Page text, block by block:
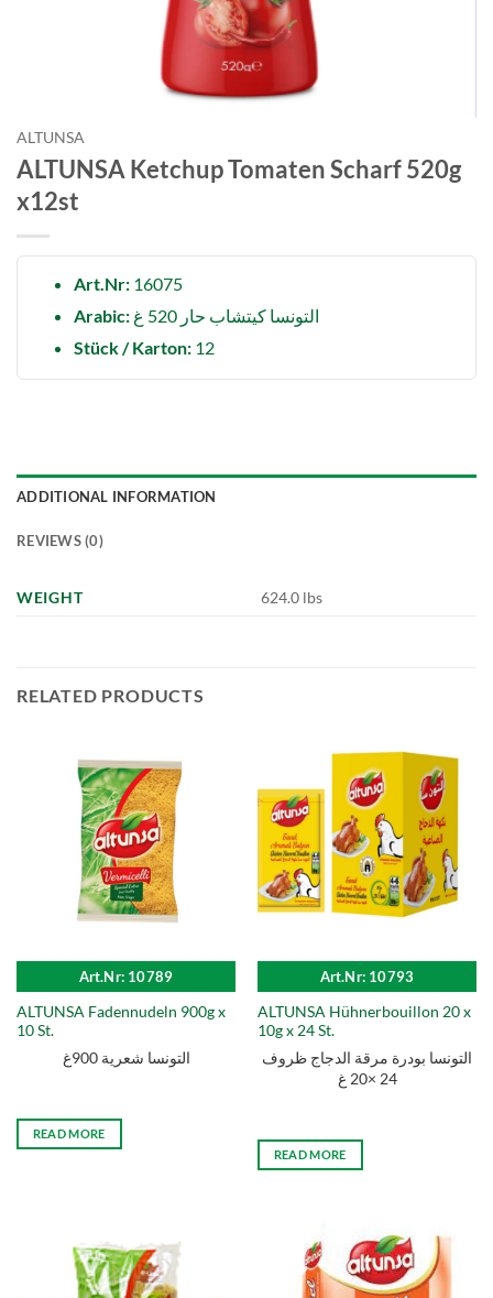
ALTUNSA
ALTUNSA Ketchup Tomaten Scharf 520g
x12st
Art.Nr:16075
Arabic:
التونسا كيتشاب حار 520 غ
Stück / Karton:12
ADDITIONAL INFORMATION
REVIEWS (0)
WEIGHT 624.0 lbs
RELATED PRODUCTS
Art.Nr: 10789
ALTUNSA Fadennudeln 900g x
10 St.
التونسا شعرية 900غ
READ MORE
Art.Nr: 10793
ALTUNSA Hühnerbouillon 20 x
10g x 24 St.
التونسا بودرة مرقة الدجاج ظروف
24 ×20 غ
READ MORE